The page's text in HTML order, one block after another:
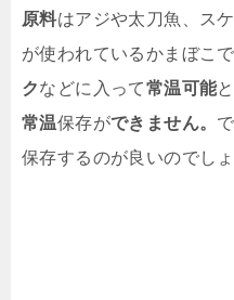
原料はアジや太刀魚、ス
が使われているかまぼこ
クなどに入って常温可能
常温保存ができません。
保存するのが良いのでしょ